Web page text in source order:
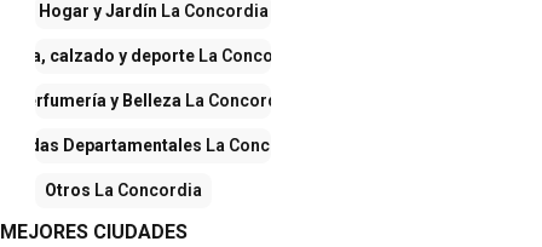
Hogar y Jardín La Concordia
Ropa, calzado y deporte La Concordia
Perfumería y Belleza La Concordia
Departamentales La Concordia
Otros La Concordia
MEJORES CIUDADES